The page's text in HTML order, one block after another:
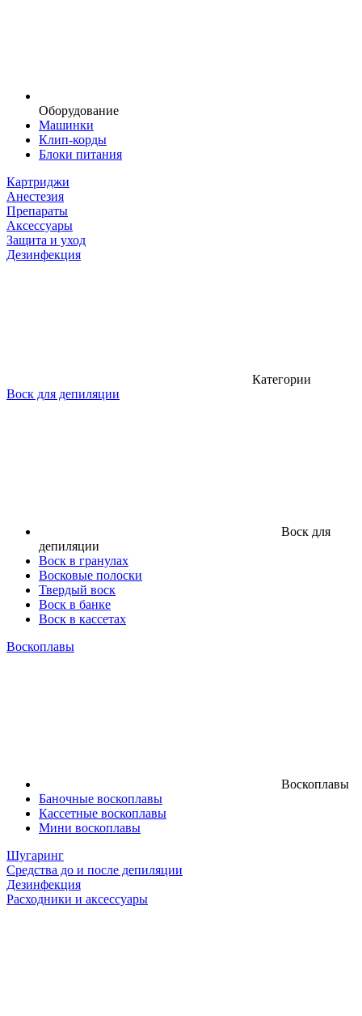
Оборудование
Машинки
Клип-корды
Блоки питания
Картриджи
Анестезия
Препараты
Аксессуары
Защита и уход
Дезинфекция
Категории
Воск для депиляции
Воск для
депиляции
Воск в гранулах
Восковые полоски
Твердый воск
Воск в банке
Воск в кассетах
Воскоплавы
Воскоплавы
Баночные воскоплавы
Кассетные воскоплавы
Мини воскоплавы
Шугаринг
Средства до и после депиляции
Дезинфекция
Расходники и аксессуары